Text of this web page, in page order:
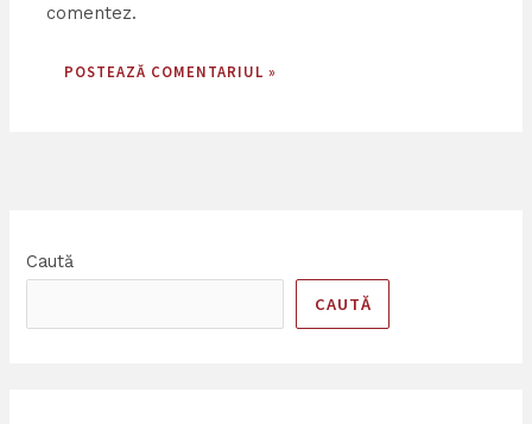
comentez.
Caută
CAUTĂ